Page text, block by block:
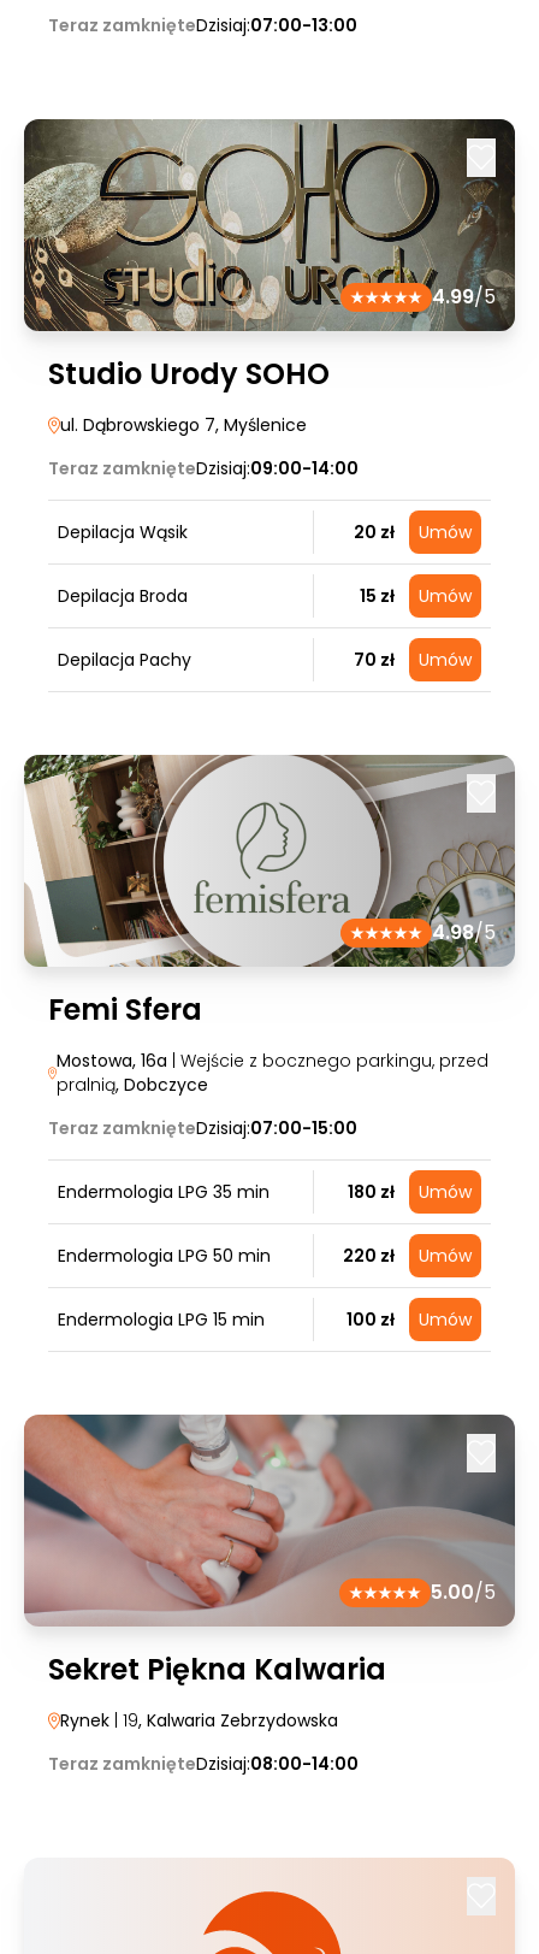
Teraz zamknięteDzisiaj:07:00-13:00
4.99/5
Studio Urody SOHO
ul. Dąbrowskiego 7, Myślenice
Teraz zamknięteDzisiaj:09:00-14:00
Depilacja Wąsik 20 zł Umów
Depilacja Broda 15 zł Umów
Depilacja Pachy 70 zł Umów
4.98/5
Femi Sfera
Mostowa, 16a | Wejście z bocznego parkingu, przed
pralnią, Dobczyce
Teraz zamknięteDzisiaj:07:00-15:00
Endermologia LPG 35 min 180 zł Umów
Endermologia LPG 50 min 220 zł Umów
Endermologia LPG 15 min 100 zł Umów
5.00/5
Sekret Piękna Kalwaria
Rynek | 19, Kalwaria Zebrzydowska
Teraz zamknięteDzisiaj:08:00-14:00